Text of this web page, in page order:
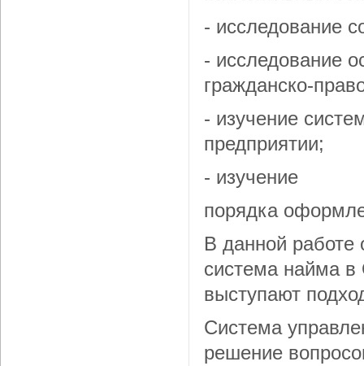
- исследование
- исследование
гражданско-
- изучение
предприятии;
- изучение
порядка
В данной работе
система найма
выступают
Система
решение